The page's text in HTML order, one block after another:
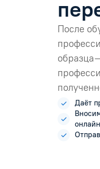
После
образца
Даёт
онлайн